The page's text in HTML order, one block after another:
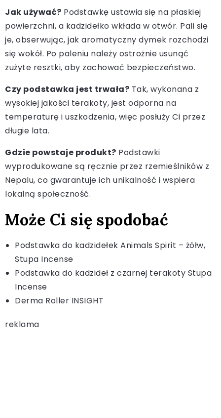
Jak używać? Podstawkę ustawia się na płaskiej
powierzchni, a kadzidełko wkłada w otwór. Pali się
je, obserwując, jak aromatyczny dymek rozchodzi
się wokół. Po paleniu należy ostrożnie usunąć
zużyte resztki, aby zachować bezpieczeństwo.
Czy podstawka jest trwała? Tak, wykonana z
wysokiej jakości terakoty, jest odporna na
temperaturę i uszkodzenia, więc posłuży Ci przez
długie lata.
Gdzie powstaje produkt? Podstawki
wyprodukowane są ręcznie przez rzemieślników z
Nepalu, co gwarantuje ich unikalność i wspiera
lokalną społeczność.
Może Ci się spodobać
Podstawka do kadzidełek Animals Spirit – żółw,
Stupa Incense
Podstawka do kadzideł z czarnej terakoty Stupa
Incense
Derma Roller INSIGHT
reklama